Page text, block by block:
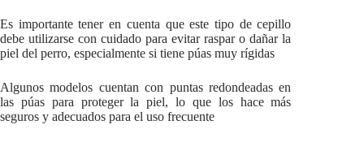
Es importante tener en cuenta que este tipo de cepillo
debe utilizarse con cuidado para evitar raspar o dañar la
piel del perro, especialmente si tiene púas muy rígidas
Algunos modelos cuentan con puntas redondeadas en
las púas para proteger la piel, lo que los hace más
seguros y adecuados para el uso frecuente